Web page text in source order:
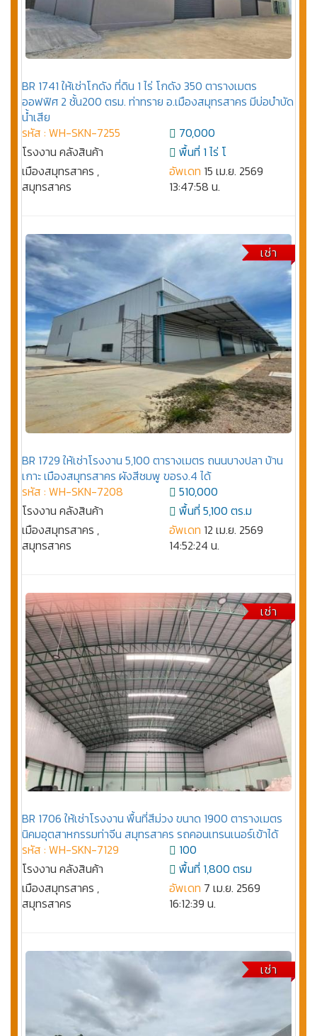
BR 1741 ให้เช่าโกดัง ที่ดิน 1 ไร่ โกดัง 350 ตารางเมตร
ออฟฟิศ 2 ชั้น200 ตรม. ท่าทราย อ.เมืองสมุทรสาคร มีบ่อบำบัด
น้ำเสีย
รหัส : WH-SKN-7255
โรงงาน คลังสินค้า
เมืองสมุทรสาคร ,
สมุทรสาคร
70,000
พื้นที่ 1 ไร่ โ
อัพเดท 15 เม.ย. 2569
13:47:58 น.
เช่า
BR 1729 ให้เช่าโรงงาน 5,100 ตารางเมตร ถนนบางปลา บ้าน
เกาะ เมืองสมุทรสาคร ผังสีชมพู ขอรง.4 ได้
รหัส : WH-SKN-7208
โรงงาน คลังสินค้า
เมืองสมุทรสาคร ,
สมุทรสาคร
510,000
พื้นที่ 5,100 ตร.ม
อัพเดท 12 เม.ย. 2569
14:52:24 น.
เช่า
BR 1706 ให้เช่าโรงงาน พื้นที่สีม่วง ขนาด 1900 ตารางเมตร
นิคมอุตสาหกรรมท่าจีน สมุทรสาคร รถคอนเทรนเนอร์เข้าได้
รหัส : WH-SKN-7129
โรงงาน คลังสินค้า
เมืองสมุทรสาคร ,
สมุทรสาคร
100
พื้นที่ 1,800 ตรม
อัพเดท 7 เม.ย. 2569
16:12:39 น.
เช่า